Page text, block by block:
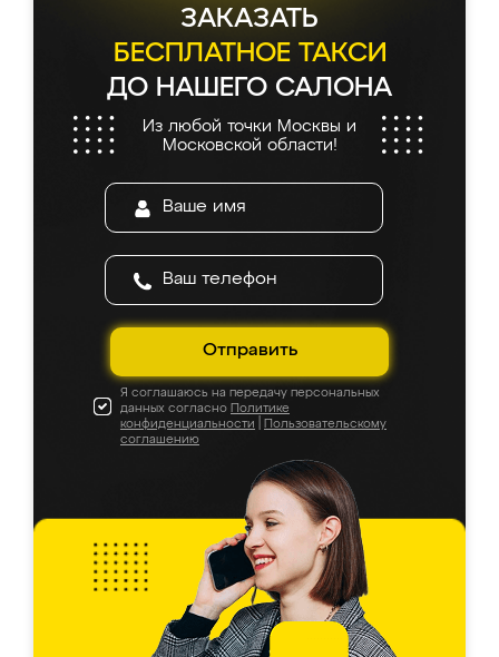
ЗАКАЗАТЬ
БЕСПЛАТНОЕ ТАКСИ
ДО НАШЕГО САЛОНА
Из любой точки Москвы и
Московской области!
Отправить
Я соглашаюсь на передачу персональных
данных согласно Политике
конфиденциальности
Пользовательскому
соглашению